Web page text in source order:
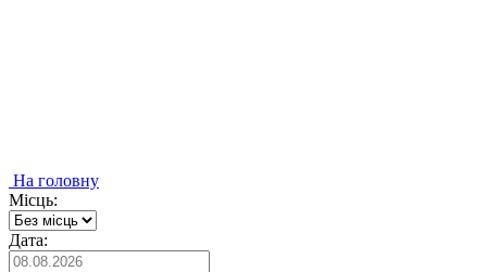
На головну
Місць:
Дата: